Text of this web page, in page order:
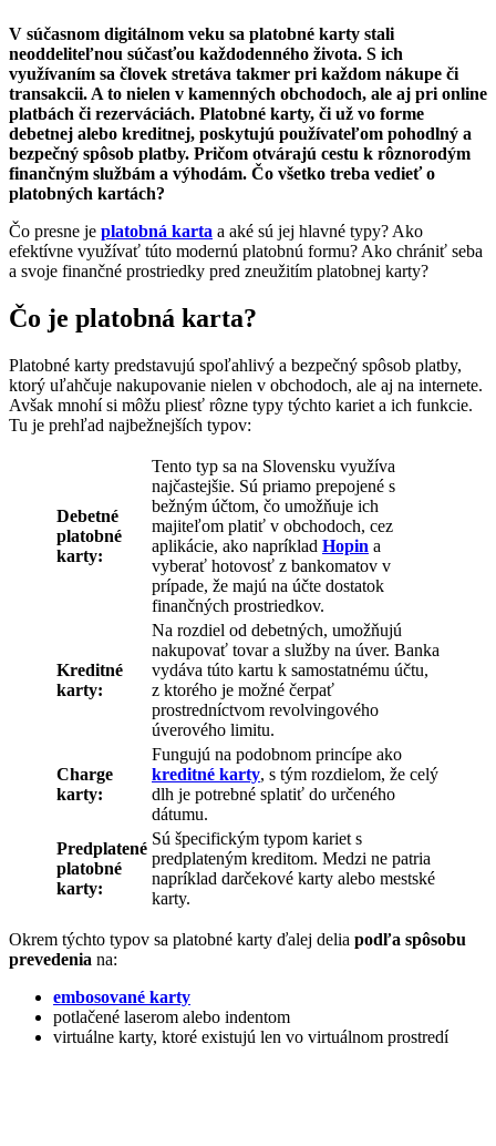
V súčasnom digitálnom veku sa platobné karty stali
neoddeliteľnou súčasťou každodenného života. S ich
využívaním sa človek stretáva takmer pri každom nákupe či
transakcii. A to nielen v kamenných obchodoch, ale aj pri online
platbách či rezerváciách. Platobné karty, či už vo forme
debetnej alebo kreditnej, poskytujú používateľom pohodlný a
bezpečný spôsob platby. Pričom otvárajú cestu k rôznorodým
finančným službám a výhodám. Čo všetko treba vedieť o
platobných kartách?
Čo presne je platobná karta a aké sú jej hlavné typy? Ako
efektívne využívať túto modernú platobnú formu? Ako chrániť seba
a svoje finančné prostriedky pred zneužitím platobnej karty?
Čo je platobná karta?
Platobné karty predstavujú spoľahlivý a bezpečný spôsob platby,
ktorý uľahčuje nakupovanie nielen v obchodoch, ale aj na internete.
Avšak mnohí si môžu pliesť rôzne typy týchto kariet a ich funkcie.
Tu je prehľad najbežnejších typov:
Debetné
platobné
karty:
Tento typ sa na Slovensku využíva
najčastejšie. Sú priamo prepojené s
bežným účtom, čo umožňuje ich
majiteľom platiť v obchodoch, cez
aplikácie, ako napríklad Hopin a
vyberať hotovosť z bankomatov v
prípade, že majú na účte dostatok
finančných prostriedkov.
Kreditné
karty:
Na rozdiel od debetných, umožňujú
nakupovať tovar a služby na úver. Banka
vydáva túto kartu k samostatnému účtu,
z ktorého je možné čerpať
prostredníctvom revolvingového
úverového limitu.
Charge
karty:
Fungujú na podobnom princípe ako
kreditné karty, s tým rozdielom, že celý
dlh je potrebné splatiť do určeného
dátumu.
Predplatené
platobné
karty:
Sú špecifickým typom kariet s
predplateným kreditom. Medzi ne patria
napríklad darčekové karty alebo mestské
karty.
Okrem týchto typov sa platobné karty ďalej delia podľa spôsobu
prevedenia na:
embosované karty
potlačené laserom alebo indentom
virtuálne karty, ktoré existujú len vo virtuálnom prostredí